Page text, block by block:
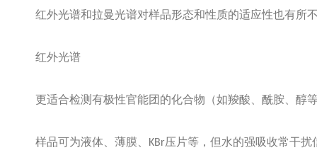
红外光谱和拉曼光谱对样品形态和性质的适应性也有所
红外光谱
更适合检测有极性官能团的化合物（如羧酸、酰胺、醇
样品可为液体、薄膜、 KBr压片等，但水的强吸收常干扰